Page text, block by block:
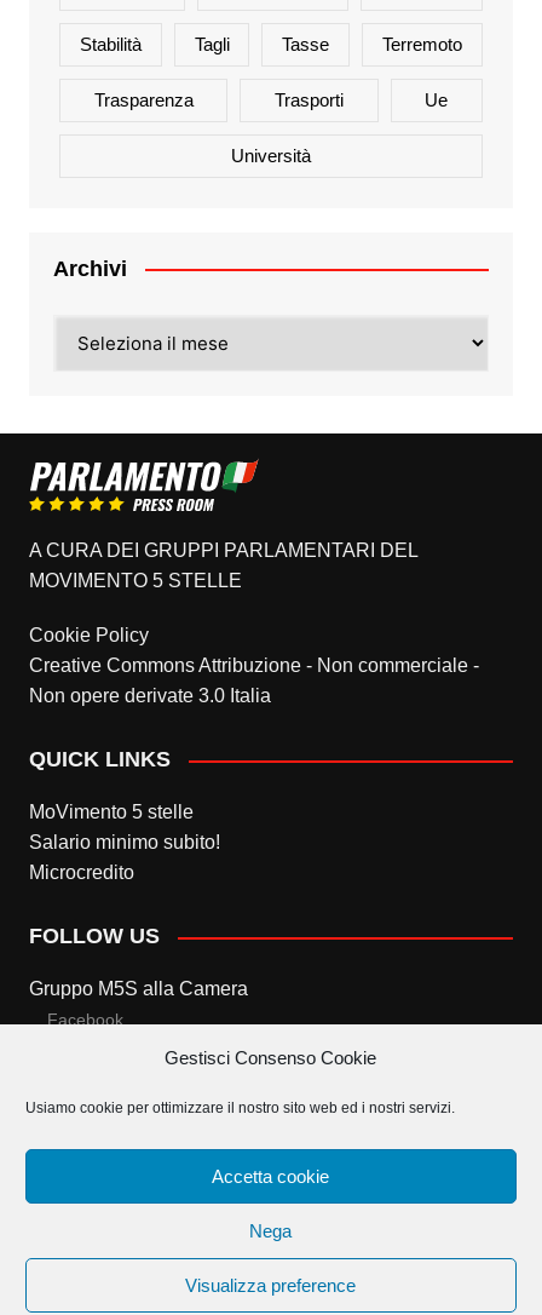
Gestisci Consenso Cookie
Usiamo cookie per ottimizzare il nostro sito web ed i nostri servizi.
Accetta cookie
Nega
Visualizza preference
Stabilità Tagli Tasse Terremoto
Trasparenza Trasporti Ue
Università
Archivi
A CURA DEI GRUPPI PARLAMENTARI DEL
MOVIMENTO 5 STELLE
Cookie Policy
Creative Commons Attribuzione - Non commerciale -
Non opere derivate 3.0 Italia
QUICK LINKS
MoVimento 5 stelle
Salario minimo subito!
Microcredito
FOLLOW US
Gruppo M5S alla Camera
Facebook
Twitter